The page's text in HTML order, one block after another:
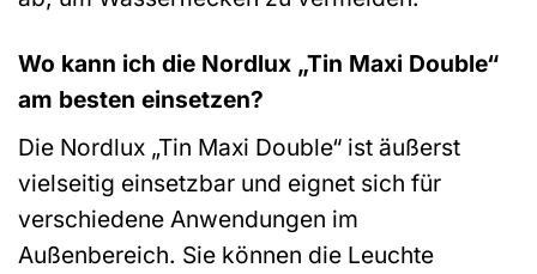
Wo kann ich die Nordlux „Tin Maxi Double“
am besten einsetzen?
Die Nordlux „Tin Maxi Double“ ist äußerst
vielseitig einsetzbar und eignet sich für
verschiedene Anwendungen im
Außenbereich. Sie können die Leuchte